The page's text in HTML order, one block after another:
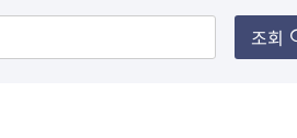
조회